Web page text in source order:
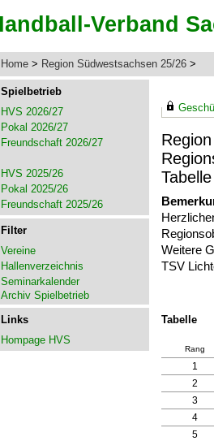
Home > Region Südwestsachsen 25/26 >
Spielbetrieb
HVS 2026/27
Pokal 2026/27
Freundschaft 2026/27
HVS 2025/26
Pokal 2025/26
Freundschaft 2025/26
Filter
Vereine
Hallenverzeichnis
Seminarkalender
Archiv Spielbetrieb
Links
Hompage HVS
Weitere
TSV
Tabelle
Rang
1
2
3
4
5